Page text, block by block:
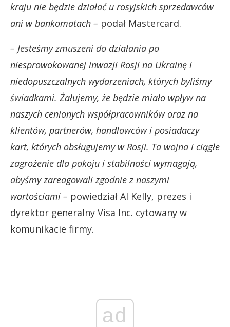
kraju nie będzie działać u rosyjskich sprzedawców
ani w bankomatach – podał Mastercard.
– Jesteśmy zmuszeni do działania po
niesprowokowanej inwazji Rosji na Ukrainę i
niedopuszczalnych wydarzeniach, których byliśmy
świadkami. Żałujemy, że będzie miało wpływ na
naszych cenionych współpracowników oraz na
klientów, partnerów, handlowców i posiadaczy
kart, których obsługujemy w Rosji. Ta wojna i ciągłe
zagrożenie dla pokoju i stabilności wymagają,
abyśmy zareagowali zgodnie z naszymi
wartościami – powiedział Al Kelly, prezes i
dyrektor generalny Visa Inc. cytowany w
komunikacie firmy.
ad